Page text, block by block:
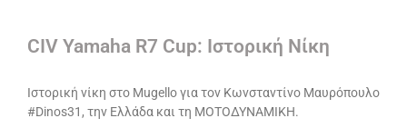
CIV Yamaha R7 Cup: Ιστορική Νίκη
Ιστορική νίκη στο Mugello για τον Κωνσταντίνο Μαυρόπουλο
#Dinos31, την Ελλάδα και τη ΜΟΤΟΔΥΝΑΜΙΚΗ.